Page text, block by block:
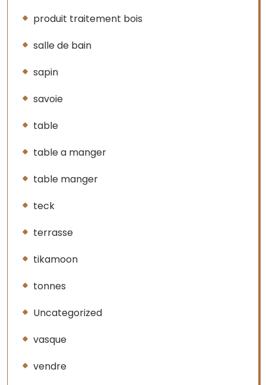
produit traitement bois
salle de bain
sapin
savoie
table
table a manger
table manger
teck
terrasse
tikamoon
tonnes
Uncategorized
vasque
vendre